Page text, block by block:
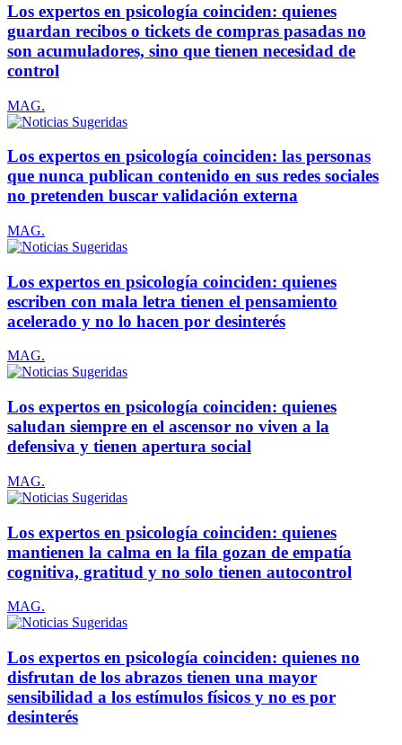
Los expertos en psicología coinciden: quienes
guardan recibos o tickets de compras pasadas no
son acumuladores, sino que tienen necesidad de
control
MAG.
Los expertos en psicología coinciden: las personas
que nunca publican contenido en sus redes sociales
no pretenden buscar validación externa
MAG.
Los expertos en psicología coinciden: quienes
escriben con mala letra tienen el pensamiento
acelerado y no lo hacen por desinterés
MAG.
Los expertos en psicología coinciden: quienes
saludan siempre en el ascensor no viven a la
defensiva y tienen apertura social
MAG.
Los expertos en psicología coinciden: quienes
mantienen la calma en la fila gozan de empatía
cognitiva, gratitud y no solo tienen autocontrol
MAG.
Los expertos en psicología coinciden: quienes no
disfrutan de los abrazos tienen una mayor
sensibilidad a los estímulos físicos y no es por
desinterés